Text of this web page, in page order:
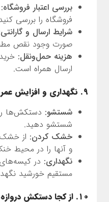
بررسی اعتبار فروشگاه:
فروشگاه را بررسی
شرایط ارسال و
صورت وجود نقص
هزینه حمل‌ونقل:
ارسال همراه است.
۹. نگهداری و افزایش عمر دستکش‌ها
شستشو: دستکش‌ها
شستشو دهید.
خشک کردن: از
و آنها را در محیط
نگهداری: در
مستقیم خورشید
۱۰. از کجا دستکش دروازه‌بانی عمده بخریم؟